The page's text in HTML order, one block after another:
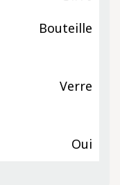
Bouteille
Verre
Oui